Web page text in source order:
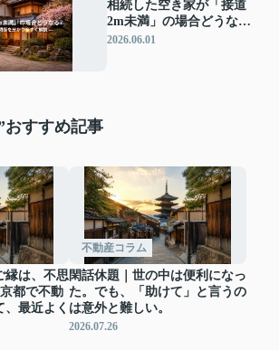
相続した空き家が「接道
2m未満」の場合どうな
る？ ― 建替え・売却・再
2026.06.01
おすすめ記事
縁は、不思
都で不動
、最近よく
不動産コラム
閑話休題｜世の中は便利になっ
た。でも、「助けて」と言うの
は意外と難しい。
2026.07.26